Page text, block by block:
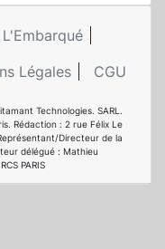
Légales CGU
Technologies. SARL.
Rédaction : 2 rue Félix Le
Directeur de la
délégué : Mathieu
PARIS